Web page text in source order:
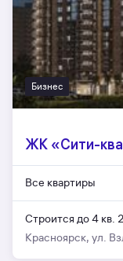
Бизнес
ЖК «Сити-
Все квартиры
Строится до 4 кв.
Красноярск, ул.